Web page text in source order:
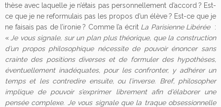
thèse avec laquelle je n’étais pas personnellement d’accord ? Est-
ce que je ne reformulais pas les propos d’un élève ? Est-ce que je
ne faisais pas de l’ironie ? Comme l’a écrit La Parisienne Libérée:
« Je vous signale, sur un plan plus théorique, que la construction
d’un propos philosophique nécessite de pouvoir énoncer sans
crainte des positions diverses et de formuler des hypothèses,
éventuellement inadéquates, pour les confronter, y adhérer un
temps et les contredire ensuite, ou l’inverse. Bref, philosopher
implique de pouvoir s’exprimer librement afin d’élaborer une
pensée complexe. Je vous signale que la traque obsessionnelle